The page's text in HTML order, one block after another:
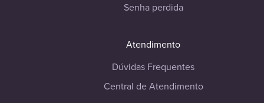
Senha perdida
Atendimento
Dúvidas Frequentes
Central de Atendimento